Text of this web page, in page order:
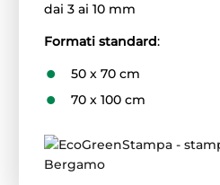
dai 3 ai 10 mm
Formati standard:
50 x 70 cm
70 x 100 cm